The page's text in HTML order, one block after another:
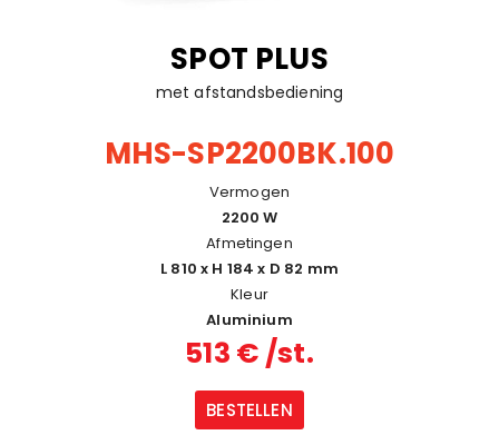
SPOT PLUS
met afstandsbediening
MHS-SP2200BK.100
Vermogen
2200 W
Afmetingen
L 810 x H 184 x D 82 mm
Kleur
Aluminium
513 € /st.
BESTELLEN